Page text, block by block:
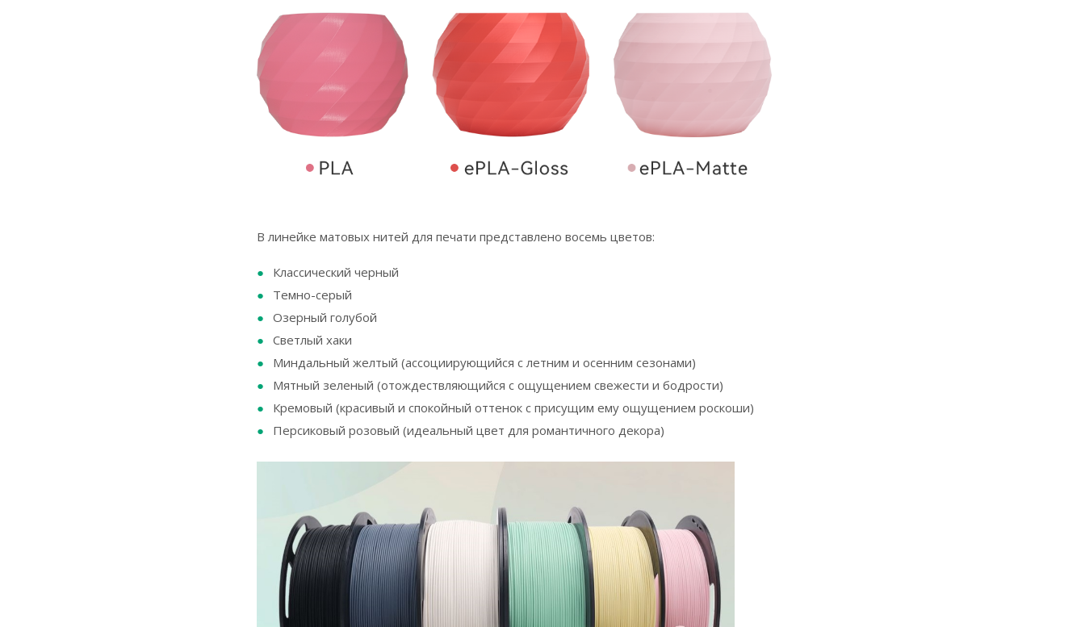
В линейке матовых нитей для печати представлено восемь цветов:
Классический черный
Темно-серый
Озерный голубой
Светлый хаки
Миндальный желтый (ассоциирующийся с летним и осенним сезонами)
Мятный зеленый (отождествляющийся с ощущением свежести и бодрости)
Кремовый (красивый и спокойный оттенок с присущим ему ощущением роскоши)
Персиковый розовый (идеальный цвет для романтичного декора)